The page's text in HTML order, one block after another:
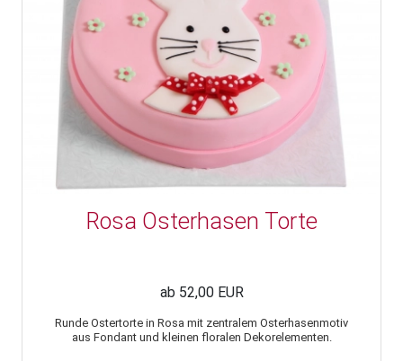
Rosa Osterhasen Torte
ab 52,00 EUR
Runde Ostertorte in Rosa mit zentralem Osterhasenmotiv
aus Fondant und kleinen floralen Dekorelementen.